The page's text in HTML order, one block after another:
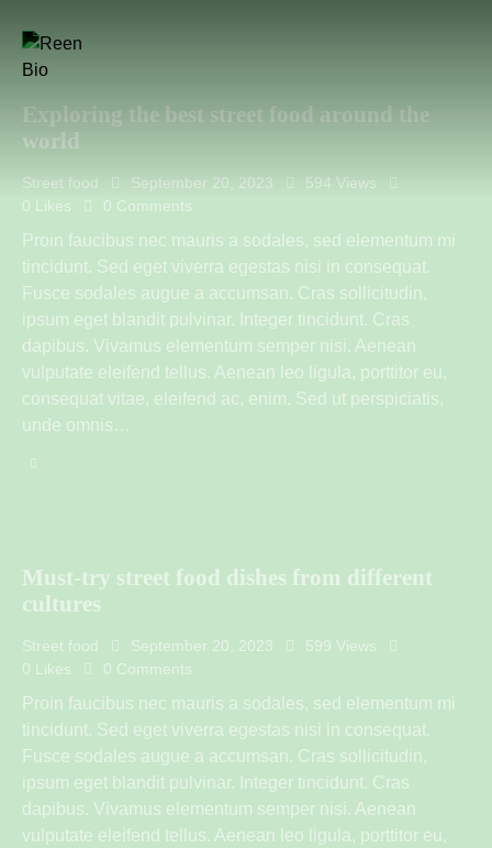
Exploring the best street food around the
world
Street food September 20, 2023 594 Views
0 Likes 0 Comments
Proin faucibus nec mauris a sodales, sed elementum mi
tincidunt. Sed eget viverra egestas nisi in consequat.
Fusce sodales augue a accumsan. Cras sollicitudin,
ipsum eget blandit pulvinar. Integer tincidunt. Cras
dapibus. Vivamus elementum semper nisi. Aenean
vulputate eleifend tellus. Aenean leo ligula, porttitor eu,
consequat vitae, eleifend ac, enim. Sed ut perspiciatis,
unde omnis…
Must-try street food dishes from different
cultures
Street food September 20, 2023 599 Views
0 Likes 0 Comments
Proin faucibus nec mauris a sodales, sed elementum mi
tincidunt. Sed eget viverra egestas nisi in consequat.
Fusce sodales augue a accumsan. Cras sollicitudin,
ipsum eget blandit pulvinar. Integer tincidunt. Cras
dapibus. Vivamus elementum semper nisi. Aenean
vulputate eleifend tellus. Aenean leo ligula, porttitor eu,